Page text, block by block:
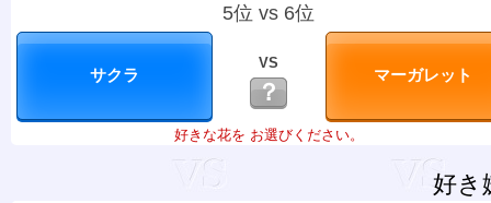
5位 vs 6位
VS
？
好きな花を お選びください。
好き